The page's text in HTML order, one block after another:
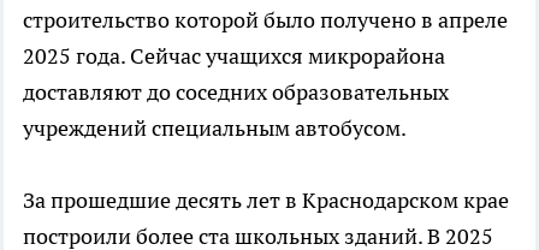
строительство которой было получено в апреле
2025 года. Сейчас учащихся микрорайона
доставляют до соседних образовательных
учреждений специальным автобусом.
За прошедшие десять лет в Краснодарском крае
построили более ста школьных зданий. В 2025